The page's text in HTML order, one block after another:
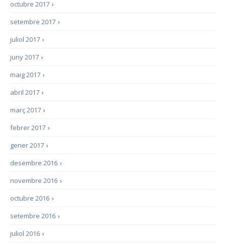
›
octubre 2017
›
setembre 2017
›
juliol 2017
›
juny 2017
›
maig 2017
›
abril 2017
›
març 2017
›
febrer 2017
›
gener 2017
›
desembre 2016
›
novembre 2016
›
octubre 2016
›
setembre 2016
›
juliol 2016